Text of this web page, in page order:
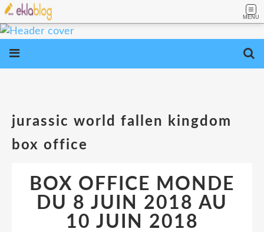
MENU
jurassic world fallen kingdom
box office
BOX OFFICE MONDE
DU 8 JUIN 2018 AU
10 JUIN 2018